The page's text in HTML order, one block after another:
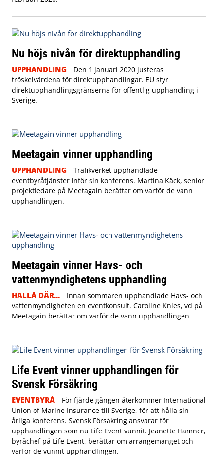
Nu höjs nivån för direktupphandling
UPPHANDLING
Den 1 januari 2020 justeras
tröskelvärdena för direktupphandlingar. EU styr
direktupphandlingsgränserna för offentlig upphandling i
Sverige.
Meetagain vinner upphandling
UPPHANDLING
Trafikverket upphandlade
eventbyråtjänster inför sin konferens. Martina Käck, senior
projektledare på Meetagain berättar om varför de vann
upphandlingen.
Meetagain vinner Havs- och
vattenmyndighetens upphandling
HALLÅ DÄR...
Innan sommaren upphandlade Havs- och
vattenmyndigheten en eventkonsult. Caroline Knies, vd på
Meetagain berättar om varför de vann upphandlingen.
Life Event vinner upphandlingen för
Svensk Försäkring
EVENTBYRÅ
För fjärde gången återkommer International
Union of Marine Insurance till Sverige, för att hålla sin
årliga konferens. Svensk Försäkring ansvarar för
upphandlingen som nu Life Event vunnit. Jeanette Hamner,
byråchef på Life Event, berättar om arrangemanget och
varför de vunnit upphandlingen.